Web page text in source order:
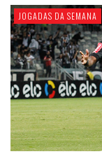
JOGADAS DA SEMANA